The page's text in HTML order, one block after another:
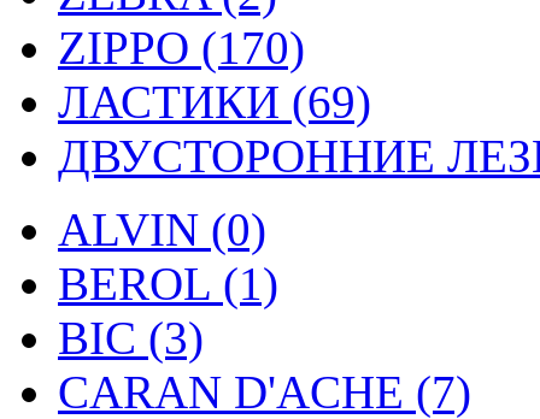
ZIPPO (170)
ЛАСТИКИ (69)
ДВУСТОРОННИЕ
ALVIN (0)
BEROL (1)
BIC (3)
CARAN D'ACHE (7)